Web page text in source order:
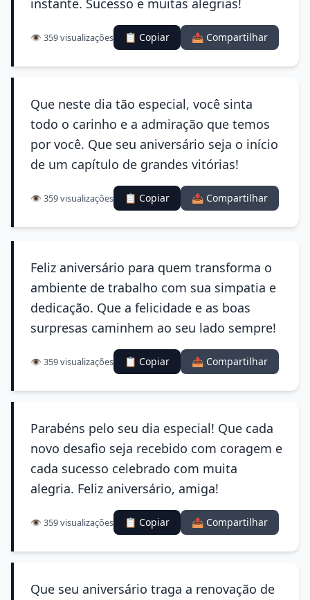
instante. Sucesso e muitas alegrias!
👁️ 359 visualizações 📋 Copiar 📤 Compartilhar
Que neste dia tão especial, você sinta
todo o carinho e a admiração que temos
por você. Que seu aniversário seja o início
de um capítulo de grandes vitórias!
👁️ 359 visualizações 📋 Copiar 📤 Compartilhar
Feliz aniversário para quem transforma o
ambiente de trabalho com sua simpatia e
dedicação. Que a felicidade e as boas
surpresas caminhem ao seu lado sempre!
👁️ 359 visualizações 📋 Copiar 📤 Compartilhar
Parabéns pelo seu dia especial! Que cada
novo desafio seja recebido com coragem e
cada sucesso celebrado com muita
alegria. Feliz aniversário, amiga!
👁️ 359 visualizações 📋 Copiar 📤 Compartilhar
Que seu aniversário traga a renovação de